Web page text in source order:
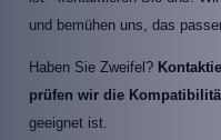
und bemühen uns, das
Haben Sie Zweifel?
prüfen wir die
geeignet ist.